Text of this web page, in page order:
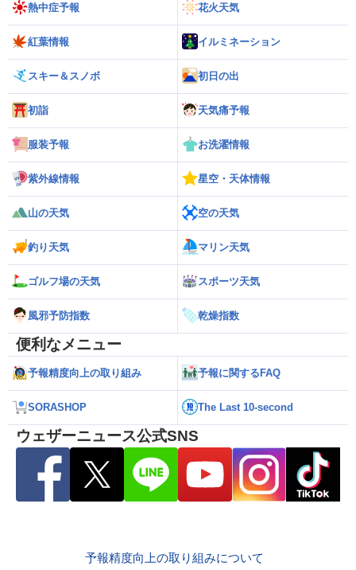
熱中症予報 花火天気
紅葉情報 イルミネーション
スキー＆スノボ 初日の出
初詣 天気痛予報
服装予報 お洗濯情報
紫外線情報 星空・天体情報
山の天気 空の天気
釣り天気 マリン天気
ゴルフ場の天気 スポーツ天気
風邪予防指数 乾燥指数
便利なメニュー
予報精度向上の取り組み 予報に関するFAQ
SORASHOP The Last 10-second
ウェザーニュース公式SNS
予報精度向上の取り組みについて